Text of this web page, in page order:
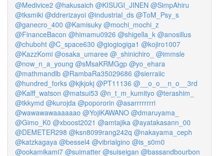
@Medivice2 @hakusaich @KISUGI_JINEN @SimpAhiru
@tksmiki @ddrerizayoi @industrial_ds @ToM_Psy_s
@ganecro_400 @Kamisuky @mochi_mochi_z
@FinanceBacon @himamu0926 @shigella_k @anosillus
@chuboht @C_space630 @giogiogiga1 @kojiro1007
@KazzKomi @osaka_umaree @_shinichiro_
@immsle
@now_n_a_young @sMsaKRMGgp @yo_ehara
@mathmandlb @RambaRa35029686 @sierraiic
@hundred_forks @kjkjokj @PT11136 @__o_o__n_o__3rd
@Kalff_watson @matsui53 @n_t_m_kumityo @terashim_
@tkkymd @kurojda @popororin @asarrrrrrrri
@wawawawaaaaaao @YojiKAWANO @dmaruyama_
@Gimo_K0 @xboost2021 @amtajika @ayatakasann_00
@DEMETER298 @ksn8099rang242q @nakayama_ceph
@katzkagaya @bessel4 @vibrialgino @is_s0m0
@ookamikami7 @suimatter @suiseigan @bassandbourbon